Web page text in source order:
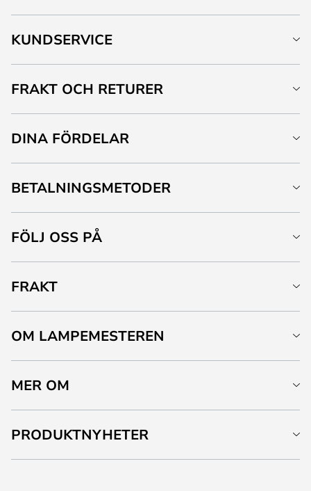
KUNDSERVICE
FRAKT OCH RETURER
DINA FÖRDELAR
BETALNINGSMETODER
FÖLJ OSS PÅ
FRAKT
OM LAMPEMESTEREN
MER OM
PRODUKTNYHETER